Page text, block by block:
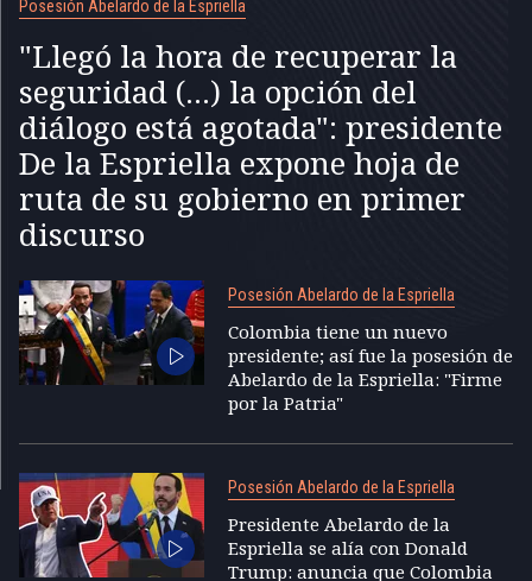
Posesión Abelardo de la Espriella
"Llegó la hora de recuperar la
seguridad (...) la opción del
diálogo está agotada": presidente
De la Espriella expone hoja de
ruta de su gobierno en primer
discurso
Posesión Abelardo de la Espriella
Colombia tiene un nuevo
presidente; así fue la posesión de
Abelardo de la Espriella: "Firme
por la Patria"
Posesión Abelardo de la Espriella
Presidente Abelardo de la
Espriella se alía con Donald
Trump: anuncia que Colombia